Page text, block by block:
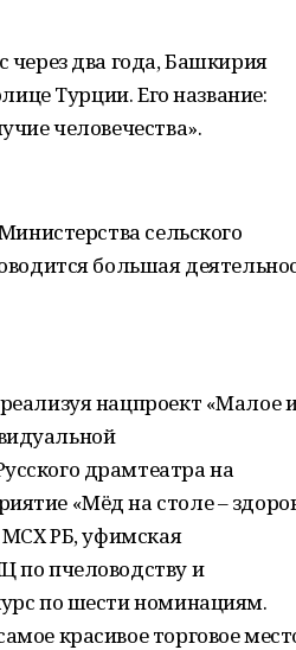
через два года, Башкирия
Турции. Его название:
человечества».
сельского
большая
нацпроект «Малое
драмтеатра на
«Мёд на столе –
МСХ РБ, уфимская
по пчеловодству и
по шести номинациям.
красивое торговое